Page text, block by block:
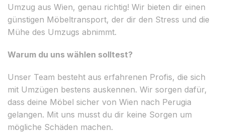
Umzug aus Wien, genau richtig! Wir bieten dir einen
günstigen Möbeltransport, der dir den Stress und die
Mühe des Umzugs abnimmt.
Warum du uns wählen solltest?
Unser Team besteht aus erfahrenen Profis, die sich
mit Umzügen bestens auskennen. Wir sorgen dafür,
dass deine Möbel sicher von Wien nach Perugia
gelangen. Mit uns musst du dir keine Sorgen um
mögliche Schäden machen.